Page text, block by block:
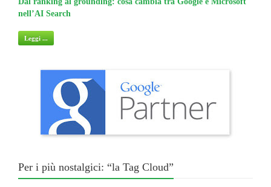
nell’AI Search
Leggi ...
Per i più nostalgici: “la Tag Cloud”